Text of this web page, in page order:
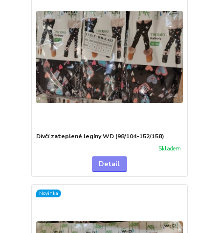
Dívčí zateplené legíny WD (98/104-152/158)
Skladem
Detail
Novinka